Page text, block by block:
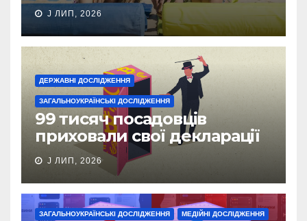
J ЛИП, 2026
ДЕРЖАВНІ ДОСЛІДЖЕННЯ
ЗАГАЛЬНОУКРАЇНСЬКІ ДОСЛІДЖЕННЯ
99 тисяч посадовців
приховали свої декларації
J ЛИП, 2026
ЗАГАЛЬНОУКРАЇНСЬКІ ДОСЛІДЖЕННЯ МЕДІЙНІ ДОСЛІДЖЕННЯ